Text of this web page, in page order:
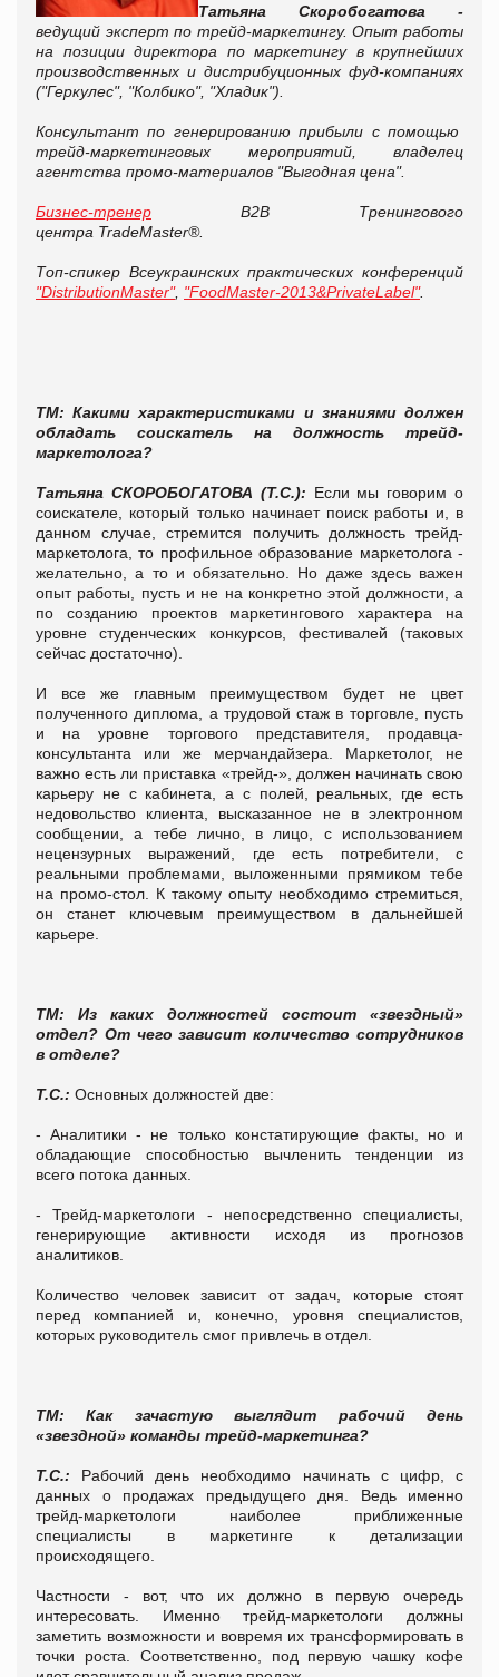
Татьяна Скоробогатова -
ведущий эксперт по трейд-маркетингу. Опыт работы
на позиции директора по маркетингу в крупнейших
производственных и дистрибуционных фуд-компаниях
("Геркулес", "Колбико", "Хладик").
Консультант по генерированию прибыли с помощью
трейд-маркетинговых мероприятий, владелец
агентства промо-материалов "Выгодная цена".
Бизнес-тренер В2В Тренингового
центра TradeMaster®.
Топ-спикер Всеукраинских практических конференций
"DistributionMaster", "FoodMaster-2013&PrivateLabel".
ТМ: Какими характеристиками и знаниями должен
обладать соискатель на должность трейд-
маркетолога?
Татьяна СКОРОБОГАТОВА (Т.С.): Если мы говорим о
соискателе, который только начинает поиск работы и, в
данном случае, стремится получить должность трейд-
маркетолога, то профильное образование маркетолога -
желательно, а то и обязательно. Но даже здесь важен
опыт работы, пусть и не на конкретно этой должности, а
по созданию проектов маркетингового характера на
уровне студенческих конкурсов, фестивалей (таковых
сейчас достаточно).
И все же главным преимуществом будет не цвет
полученного диплома, а трудовой стаж в торговле, пусть
и на уровне торгового представителя, продавца-
консультанта или же мерчандайзера. Маркетолог, не
важно есть ли приставка «трейд-», должен начинать свою
карьеру не с кабинета, а с полей, реальных, где есть
недовольство клиента, высказанное не в электронном
сообщении, а тебе лично, в лицо, с использованием
нецензурных выражений, где есть потребители, с
реальными проблемами, выложенными прямиком тебе
на промо-стол. К такому опыту необходимо стремиться,
он станет ключевым преимуществом в дальнейшей
карьере.
ТМ: Из каких должностей состоит «звездный»
отдел? От чего зависит количество сотрудников
в отделе?
Т.С.: Основных должностей две:
- Аналитики - не только констатирующие факты, но и
обладающие способностью вычленить тенденции из
всего потока данных.
- Трейд-маркетологи - непосредственно специалисты,
генерирующие активности исходя из прогнозов
аналитиков.
Количество человек зависит от задач, которые стоят
перед компанией и, конечно, уровня специалистов,
которых руководитель смог привлечь в отдел.
ТМ: Как зачастую выглядит рабочий день
«звездной» команды трейд-маркетинга?
Т.С.: Рабочий день необходимо начинать с цифр, с
данных о продажах предыдущего дня. Ведь именно
трейд-маркетологи наиболее приближенные
специалисты в маркетинге к детализации
происходящего.
Частности - вот, что их должно в первую очередь
интересовать. Именно трейд-маркетологи должны
заметить возможности и вовремя их трансформировать в
точки роста. Соответственно, под первую чашку кофе